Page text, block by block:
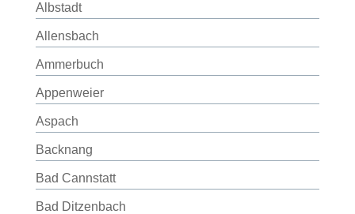
Albstadt
Allensbach
Ammerbuch
Appenweier
Aspach
Backnang
Bad Cannstatt
Bad Ditzenbach